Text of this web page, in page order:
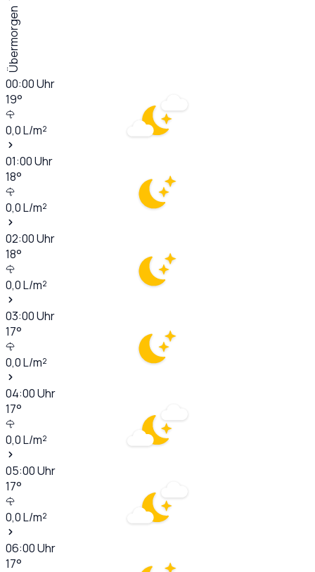
Übermorgen
00:00Uhr
19°
0,0L/m²
01:00Uhr
18°
0,0L/m²
02:00Uhr
18°
0,0L/m²
03:00Uhr
17°
0,0L/m²
04:00Uhr
17°
0,0L/m²
05:00Uhr
17°
0,0L/m²
06:00Uhr
17°